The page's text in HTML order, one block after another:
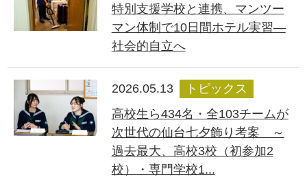
特別支援学校と連携、マンツー
マン体制で10日間ホテル実習―
社会的自立へ
2026.05.13
トピックス
高校生ら434名・全103チームが
次世代の仙台七夕飾り考案 ～
過去最大、高校3校（初参加2
校）・専門学校1...